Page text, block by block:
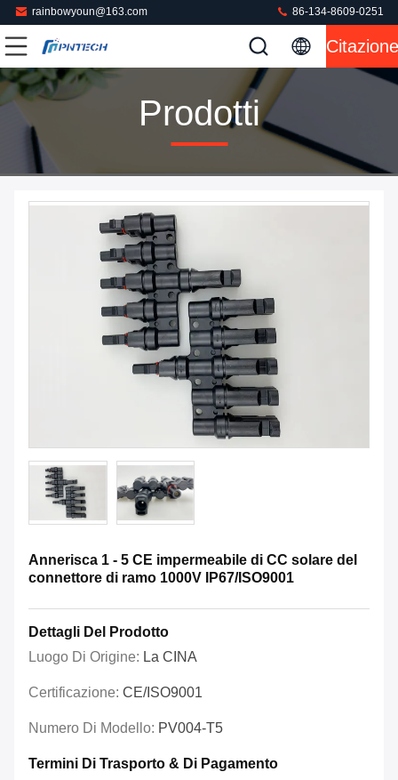
rainbowyoun@163.com 86-134-8609-0251
Citazione
Prodotti
Annerisca 1 - 5 CE impermeabile di CC solare del
connettore di ramo 1000V IP67/ISO9001
Dettagli Del Prodotto
Luogo Di Origine: La CINA
Certificazione: CE/ISO9001
Numero Di Modello: PV004-T5
Termini Di Trasporto & Di Pagamento